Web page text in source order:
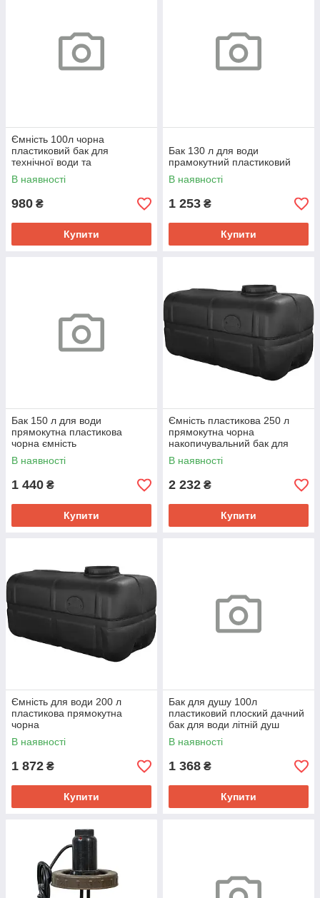
Ємність 100л чорна
пластиковий бак для
технічної води та
крапельного поливу
В наявності
980 ₴
Купити
Бак 130 л для води
прамокутний пластиковий
В наявності
1 253 ₴
Купити
Бак 150 л для води
прямокутна пластикова
чорна ємність
В наявності
1 440 ₴
Купити
Ємність пластикова 250 л
прямокутна чорна
накопичувальний бак для
води в квартиру
В наявності
2 232 ₴
Купити
Ємність для води 200 л
пластикова прямокутна
чорна
В наявності
1 872 ₴
Купити
Бак для душу 100л
пластиковий плоский дачний
бак для води літній душ
В наявності
1 368 ₴
Купити